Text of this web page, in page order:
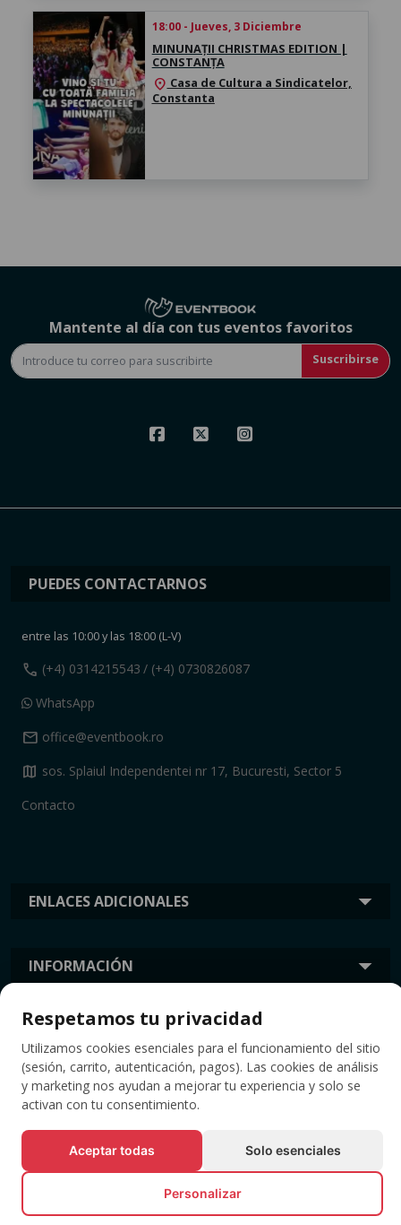
18:00 - Jueves, 3 Diciembre
MINUNAȚII CHRISTMAS EDITION |
CONSTANȚA
location_on Casa de Cultura a Sindicatelor,
Constanta
Mantente al día con tus eventos favoritos
Suscribirse
ENLACES ADICIONALES
INFORMACIÓN
PUEDES CONTACTARNOS
entre las 10:00 y las 18:00 (L-V)
call (+4) 0314215543 / (+4) 0730826087
WhatsApp
mail office@eventbook.ro
map sos. Splaiul Independentei nr 17, Bucuresti, Sector 5
Contacto
ETIQUETAS
© Todos los derechos reservados EVENTBOOK SRL.
Respetamos tu privacidad
Utilizamos cookies esenciales para el funcionamiento del sitio
(sesión, carrito, autenticación, pagos). Las cookies de análisis
y marketing nos ayudan a mejorar tu experiencia y solo se
activan con tu consentimiento.
Aceptar todas Solo esenciales
Personalizar